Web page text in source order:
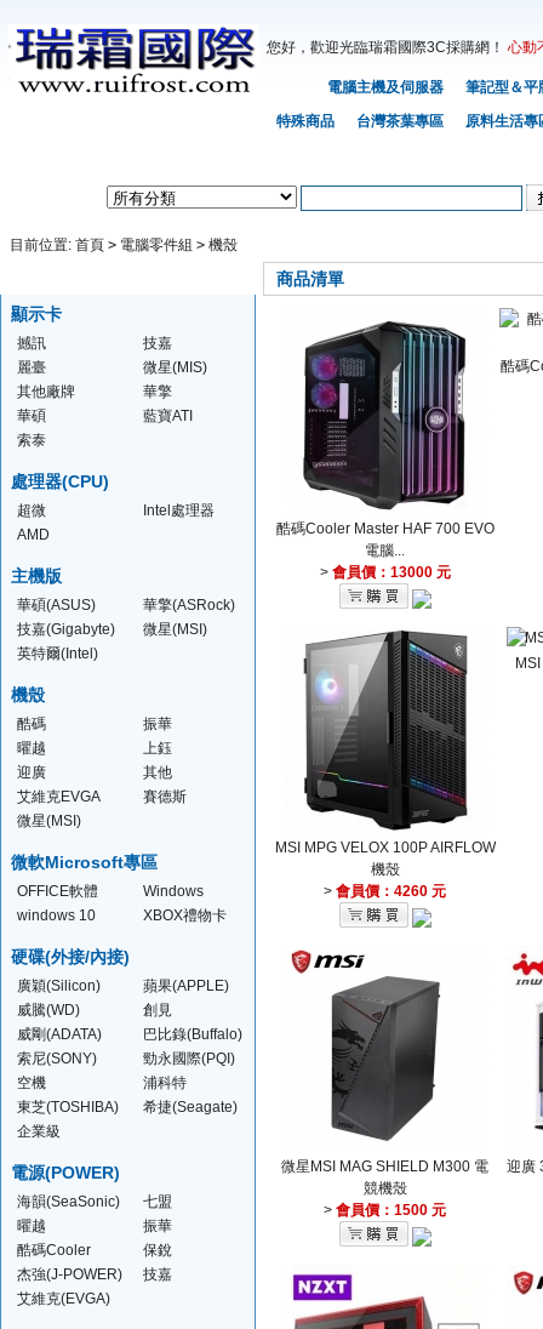
您好，歡迎光臨瑞霜國際3C採購網！ 心動
電腦主機及伺服器
筆記型＆平
特殊商品
台灣茶葉專區 原料生活專
目前位置: 首頁 > 電腦零件組 > 機殼
顯示卡
撼訊
技嘉
麗臺
微星(MIS)
其他廠牌
華擎
華碩
藍寶ATI
索泰
處理器(CPU)
超微
Intel處理器
AMD
主機版
華碩(ASUS)
華擎(ASRock)
技嘉(Gigabyte)
微星(MSI)
英特爾(Intel)
機殼
酷碼
振華
曜越
(Thermaltake )
上鈺
迎廣
其他
艾維克EVGA
賽德斯
微星(MSI)
微軟Microsoft專區
OFFICE軟體
Windows
Server
windows 10 XBOX禮物卡
硬碟(外接/內接)
廣穎(Silicon)
蘋果(APPLE)
威騰(WD)
創見
(TRANSCEND )
威剛(ADATA)
巴比錄(Buffalo)
索尼(SONY)
勁永國際(PQI)
空機
浦科特
(PLEXTOR)
東芝(TOSHIBA)
希捷(Seagate)
企業級
電源(POWER)
海韻(SeaSonic)
七盟
(Seventeam)
曜越
(Thermaltake)
振華
酷碼Cooler
Master
保銳
杰強(J-POWER)
技嘉
艾維克(EVGA)
商品清單
酷碼Cooler Master HAF 700 EVO
電腦...
> 會員價：13000 元
酷碼
MSI MPG VELOX 100P AIRFLOW
機殼
>會員價：4260 元
微星MSI MAG SHIELD M300 電
競機殼
>會員價：1500 元
迎廣